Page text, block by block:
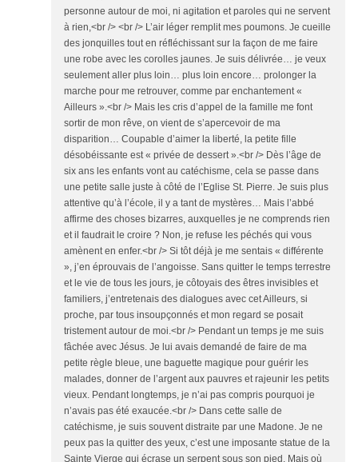
personne autour de moi, ni agitation et paroles qui ne servent
à rien,<br /> <br /> L’air léger remplit mes poumons. Je cueille
des jonquilles tout en réfléchissant sur la façon de me faire
une robe avec les corolles jaunes. Je suis délivrée… je veux
seulement aller plus loin… plus loin encore… prolonger la
marche pour me retrouver, comme par enchantement «
Ailleurs ».<br /> Mais les cris d’appel de la famille me font
sortir de mon rêve, on vient de s’apercevoir de ma
disparition… Coupable d’aimer la liberté, la petite fille
désobéissante est « privée de dessert ».<br /> Dès l’âge de
six ans les enfants vont au catéchisme, cela se passe dans
une petite salle juste à côté de l’Eglise St. Pierre. Je suis plus
attentive qu’à l’école, il y a tant de mystères… Mais l’abbé
affirme des choses bizarres, auxquelles je ne comprends rien
et il faudrait le croire ? Non, je refuse les péchés qui vous
amènent en enfer.<br /> Si tôt déjà je me sentais « différente
», j’en éprouvais de l’angoisse. Sans quitter le temps terrestre
et le vie de tous les jours, je côtoyais des êtres invisibles et
familiers, j’entretenais des dialogues avec cet Ailleurs, si
proche, par tous insoupçonnés et mon regard se posait
tristement autour de moi.<br /> Pendant un temps je me suis
fâchée avec Jésus. Je lui avais demandé de faire de ma
petite règle bleue, une baguette magique pour guérir les
malades, donner de l’argent aux pauvres et rajeunir les petits
vieux. Pendant longtemps, je n’ai pas compris pourquoi je
n’avais pas été exaucée.<br /> Dans cette salle de
catéchisme, je suis souvent distraite par une Madone. Je ne
peux pas la quitter des yeux, c’est une imposante statue de la
Sainte Vierge qui écrase un serpent sous son pied. Mais où